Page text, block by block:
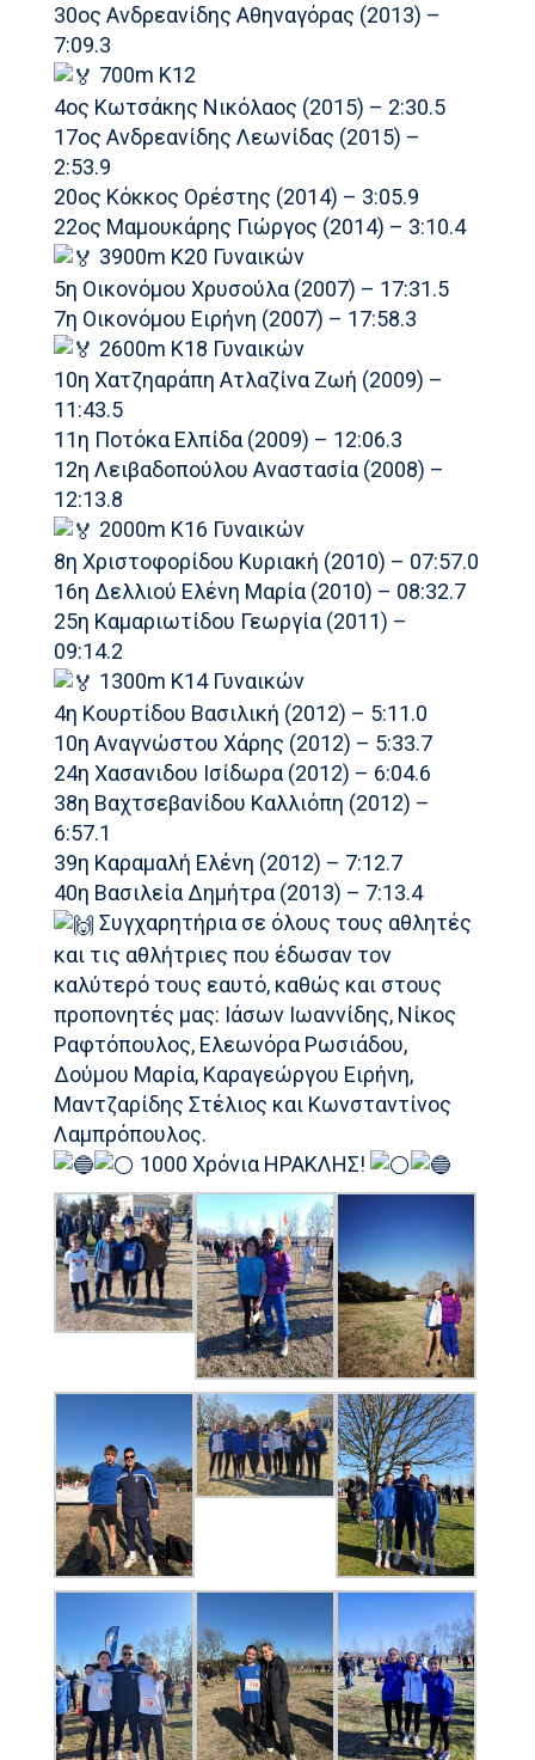
30ος Ανδρεανίδης Αθηναγόρας (2013) –
7:09.3
700m Κ12
4ος Κωτσάκης Νικόλαος (2015) – 2:30.5
17ος Ανδρεανίδης Λεωνίδας (2015) –
2:53.9
20ος Κόκκος Ορέστης (2014) – 3:05.9
22ος Μαμουκάρης Γιώργος (2014) – 3:10.4
3900m Κ20 Γυναικών
5η Οικονόμου Χρυσούλα (2007) – 17:31.5
7η Οικονόμου Ειρήνη (2007) – 17:58.3
2600m Κ18 Γυναικών
10η Χατζηαράπη Ατλαζίνα Ζωή (2009) –
11:43.5
11η Ποτόκα Ελπίδα (2009) – 12:06.3
12η Λειβαδοπούλου Αναστασία (2008) –
12:13.8
2000m Κ16 Γυναικών
8η Χριστοφορίδου Κυριακή (2010) – 07:57.0
16η Δελλιού Ελένη Μαρία (2010) – 08:32.7
25η Καμαριωτίδου Γεωργία (2011) –
09:14.2
1300m Κ14 Γυναικών
4η Κουρτίδου Βασιλική (2012) – 5:11.0
10η Αναγνώστου Χάρης (2012) – 5:33.7
24η Χασανιδου Ισίδωρα (2012) – 6:04.6
38η Βαχτσεβανίδου Καλλιόπη (2012) –
6:57.1
39η Καραμαλή Ελένη (2012) – 7:12.7
40η Βασιλεία Δημήτρα (2013) – 7:13.4
Συγχαρητήρια σε όλους τους αθλητές
και τις αθλήτριες που έδωσαν τον
καλύτερό τους εαυτό, καθώς και στους
προπονητές μας: Ιάσων Ιωαννίδης, Νίκος
Ραφτόπουλος, Ελεωνόρα Ρωσιάδου,
Δούμου Μαρία, Καραγεώργου Ειρήνη,
Μαντζαρίδης Στέλιος και Κωνσταντίνος
Λαμπρόπουλος.
1000 Χρόνια ΗΡΑΚΛΗΣ!